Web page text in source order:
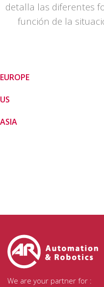
detalla las diferentes
función de la
EUROPE
US
ASIA
We are your partner for :